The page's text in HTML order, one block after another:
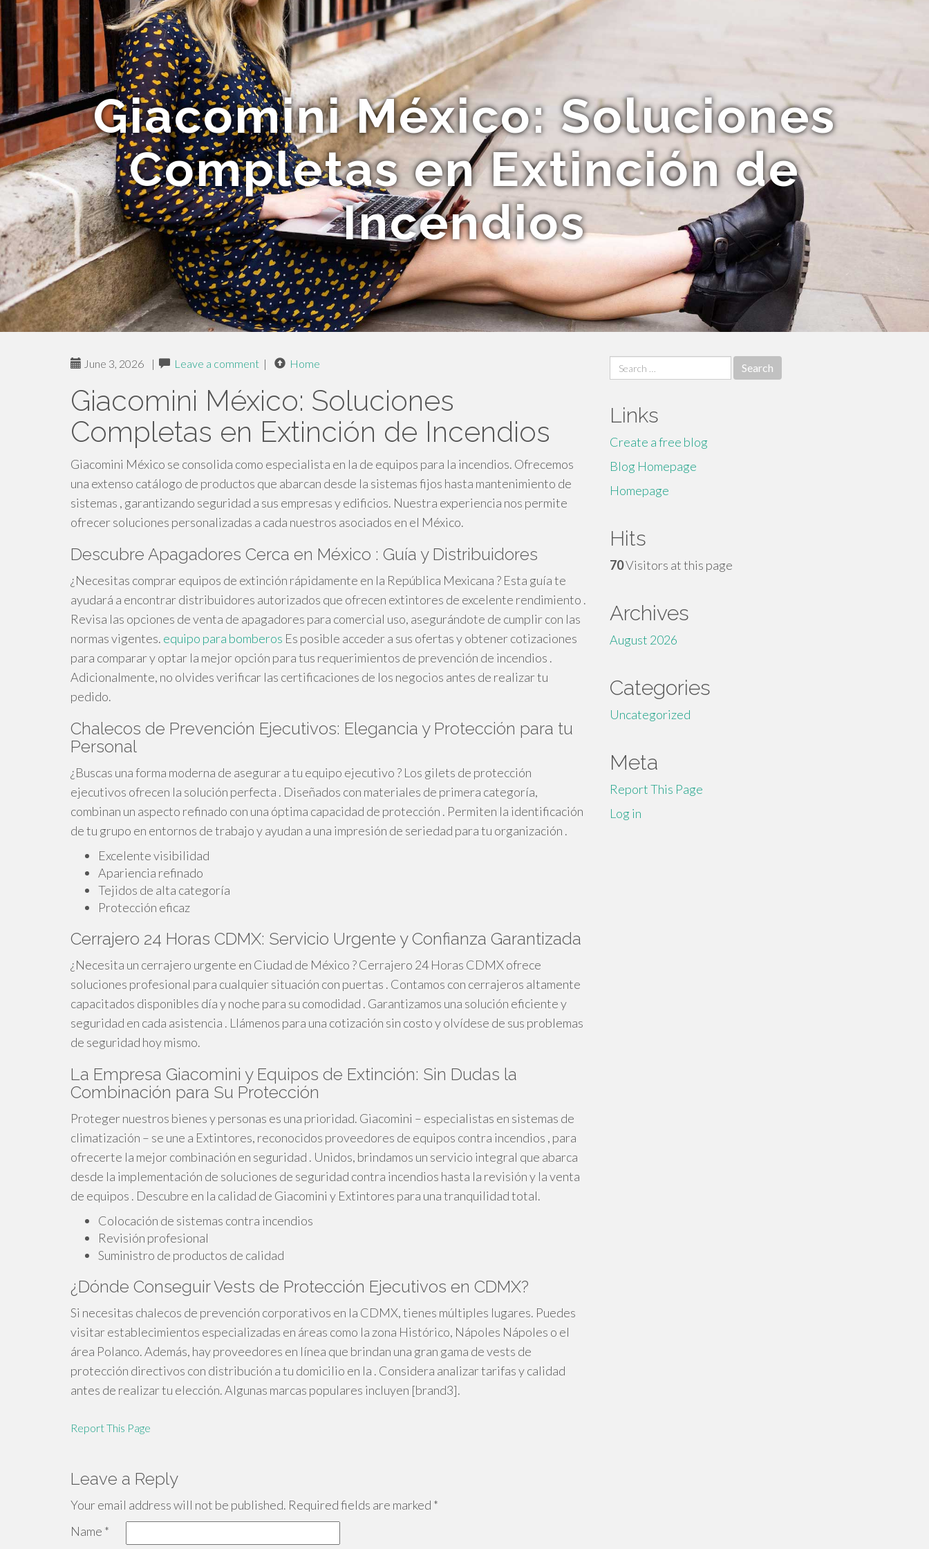
Giacomini México: Soluciones
Completas en Extinción de
Incendios
June 3, 2026 | Leave a comment | Home
Giacomini México: Soluciones
Completas en Extinción de Incendios
Giacomini México se consolida como especialista en la de equipos para la incendios. Ofrecemos
una extenso catálogo de productos que abarcan desde la sistemas fijos hasta mantenimiento de
sistemas , garantizando seguridad a sus empresas y edificios. Nuestra experiencia nos permite
ofrecer soluciones personalizadas a cada nuestros asociados en el México.
Descubre Apagadores Cerca en México : Guía y Distribuidores
¿Necesitas comprar equipos de extinción rápidamente en la República Mexicana ? Esta guía te
ayudará a encontrar distribuidores autorizados que ofrecen extintores de excelente rendimiento .
Revisa las opciones de venta de apagadores para comercial uso, asegurándote de cumplir con las
normas vigentes. equipo para bomberos Es posible acceder a sus ofertas y obtener cotizaciones
para comparar y optar la mejor opción para tus requerimientos de prevención de incendios .
Adicionalmente, no olvides verificar las certificaciones de los negocios antes de realizar tu
pedido.
Chalecos de Prevención Ejecutivos: Elegancia y Protección para tu
Personal
¿Buscas una forma moderna de asegurar a tu equipo ejecutivo ? Los gilets de protección
ejecutivos ofrecen la solución perfecta . Diseñados con materiales de primera categoría,
combinan un aspecto refinado con una óptima capacidad de protección . Permiten la identificación
de tu grupo en entornos de trabajo y ayudan a una impresión de seriedad para tu organización .
Excelente visibilidad
Apariencia refinado
Tejidos de alta categoría
Protección eficaz
Cerrajero 24 Horas CDMX: Servicio Urgente y Confianza Garantizada
¿Necesita un cerrajero urgente en Ciudad de México ? Cerrajero 24 Horas CDMX ofrece
soluciones profesional para cualquier situación con puertas . Contamos con cerrajeros altamente
capacitados disponibles día y noche para su comodidad . Garantizamos una solución eficiente y
seguridad en cada asistencia . Llámenos para una cotización sin costo y olvídese de sus problemas
de seguridad hoy mismo.
La Empresa Giacomini y Equipos de Extinción: Sin Dudas la
Combinación para Su Protección
Proteger nuestros bienes y personas es una prioridad. Giacomini – especialistas en sistemas de
climatización – se une a Extintores, reconocidos proveedores de equipos contra incendios , para
ofrecerte la mejor combinación en seguridad . Unidos, brindamos un servicio integral que abarca
desde la implementación de soluciones de seguridad contra incendios hasta la revisión y la venta
de equipos . Descubre en la calidad de Giacomini y Extintores para una tranquilidad total.
Colocación de sistemas contra incendios
Revisión profesional
Suministro de productos de calidad
¿Dónde Conseguir Vests de Protección Ejecutivos en CDMX?
Si necesitas chalecos de prevención corporativos en la CDMX, tienes múltiples lugares. Puedes
visitar establecimientos especializadas en áreas como la zona Histórico, Nápoles Nápoles o el
área Polanco. Además, hay proveedores en línea que brindan una gran gama de vests de
protección directivos con distribución a tu domicilio en la . Considera analizar tarifas y calidad
antes de realizar tu elección. Algunas marcas populares incluyen [brand3].
Report This Page
Leave a Reply
Your email address will not be published. Required fields are marked *
Name *
Search
for:
Links
Create a free blog
Blog Homepage
Homepage
Hits
70Visitors at this page
Archives
August 2026
Categories
Uncategorized
Meta
Report This Page
Log in